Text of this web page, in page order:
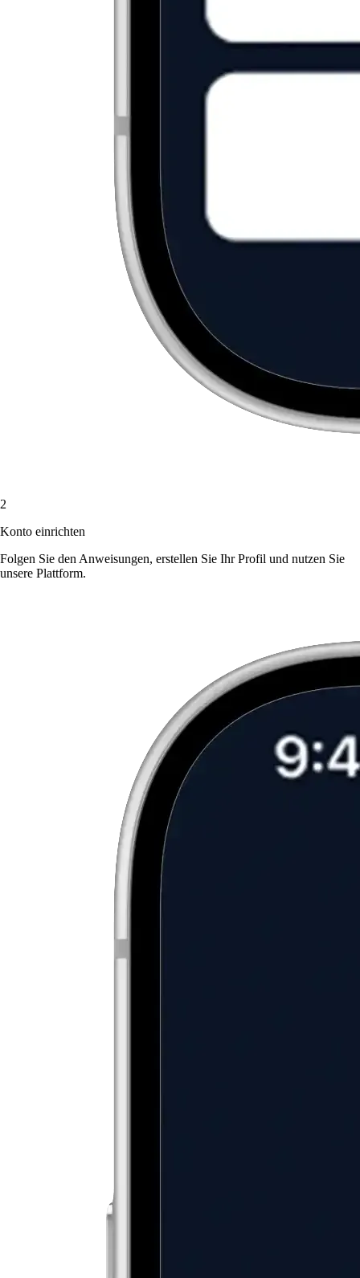
2
Konto einrichten
Folgen Sie den Anweisungen, erstellen Sie Ihr Profil und nutzen Sie
unsere Plattform.